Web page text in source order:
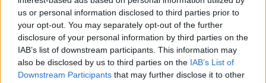
us or personal information disclosed to third parties prior to
your opt-out. You may separately opt-out of the further
disclosure of your personal information by third parties on the
IAB’s list of downstream participants. This information may
also be disclosed by us to third parties on the IAB’s List of
Downstream Participants that may further disclose it to other